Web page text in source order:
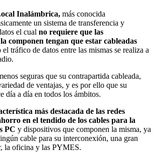
Inalámbrica, más conocida
un sistema de transferencia y
el cual no requiere que las
componen tengan que estar cableadas
tráfico de datos entre las mismas se realiza a
seguras que su contrapartida cableada,
de ventajas, y es por ello que su
día a día en todos los ámbitos.
más destacada de las redes
en el tendido de los cables para la
PC y dispositivos que componen la misma, ya
cable para su interconexión, una gran
la oficina y las PYMES.